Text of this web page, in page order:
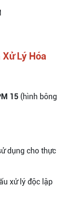
Lý Hóa
15 (hình bông
dụng cho thực
xử lý độc lập